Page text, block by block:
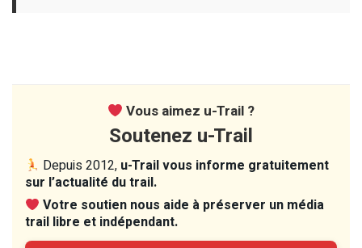
Vous aimez u-Trail ?
Soutenez u-Trail
Depuis 2012, u-Trail vous informe gratuitement
sur l’actualité du trail.
Votre soutien nous aide à préserver un média
trail libre et indépendant.